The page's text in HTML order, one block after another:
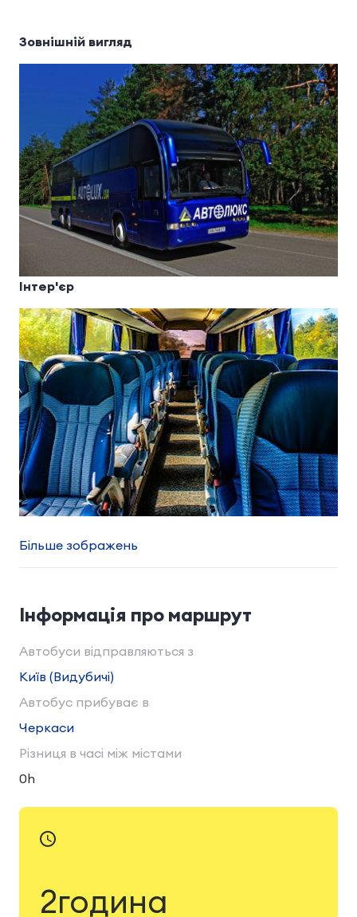
Зовнішній вигляд
Інтер'єр
Більше зображень
Інформація про маршрут
Автобуси відправляються з
Київ (Видубичі)
Автобус прибуває в
Черкаси
Різниця в часі між містами
0h
2година